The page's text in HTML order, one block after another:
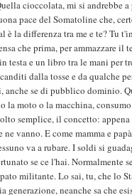
cioccolata, mi si andrebbe
pace del Somatoline che,
è la differenza tra me e te? Tu
che prima, per ammazzare il
testa e un libro tra le mani per
dalla tosse e da qualche
anche se di pubblico dominio.
la moto o la macchina,
semplice, il concetto:
vanno. E come mamma e
va a rubare. I soldi si
se ce l'hai. Normalmente
militante. Lo sai, tu, che lo
neanche sa che